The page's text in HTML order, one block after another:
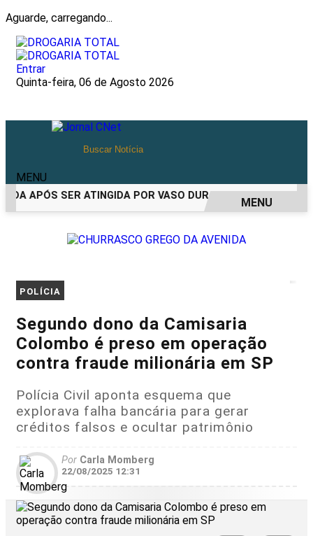
Aguarde, carregando...
Entrar
Quinta-feira, 06 de Agosto 2026
MENU
APÓS SER ATINGIDA POR VASO DURANTE BRIGA FAMILIAR
EM ALTA
MENU
POLÍCIA
Segundo dono da Camisaria
Colombo é preso em operação
contra fraude milionária em SP
Polícia Civil aponta esquema que
explorava falha bancária para gerar
créditos falsos e ocultar patrimônio
Por Carla Momberg
22/08/2025 12:31